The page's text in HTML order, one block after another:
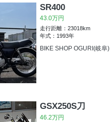
SR400
43.0万円
走行距離：23018km
年式：1993年
BIKE SHOP OGURI(岐阜)
GSX250S刀
46.2万円